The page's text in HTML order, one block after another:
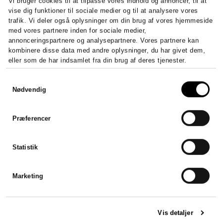
vise dig funktioner til sociale medier og til at analysere vores
trafik. Vi deler også oplysninger om din brug af vores hjemmeside
med vores partnere inden for sociale medier,
annonceringspartnere og analysepartnere. Vores partnere kan
kombinere disse data med andre oplysninger, du har givet dem,
eller som de har indsamlet fra din brug af deres tjenester.
Nødvendig
Præferencer
Statistik
Marketing
Vis detaljer